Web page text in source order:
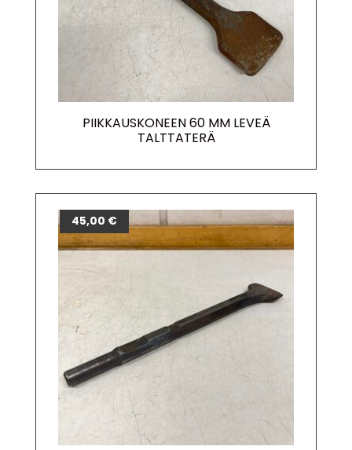
PIIKKAUSKONEEN 60 MM LEVEÄ
TALTTATERÄ
45,00 €